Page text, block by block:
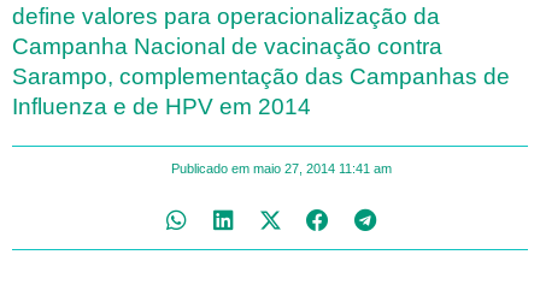
define valores para operacionalização da
Campanha Nacional de vacinação contra
Sarampo, complementação das Campanhas de
Influenza e de HPV em 2014
Publicado em maio 27, 2014 11:41 am